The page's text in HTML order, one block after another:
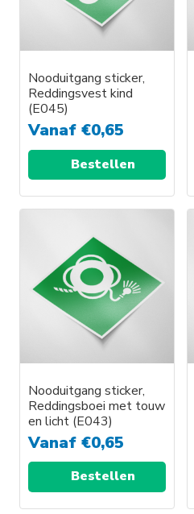
Nooduitgang sticker,
Reddingsvest kind
(E045)
Vanaf €0,65
Bestellen
Nooduitgang sticker,
Reddingsboei met touw
en licht (E043)
Vanaf €0,65
Bestellen